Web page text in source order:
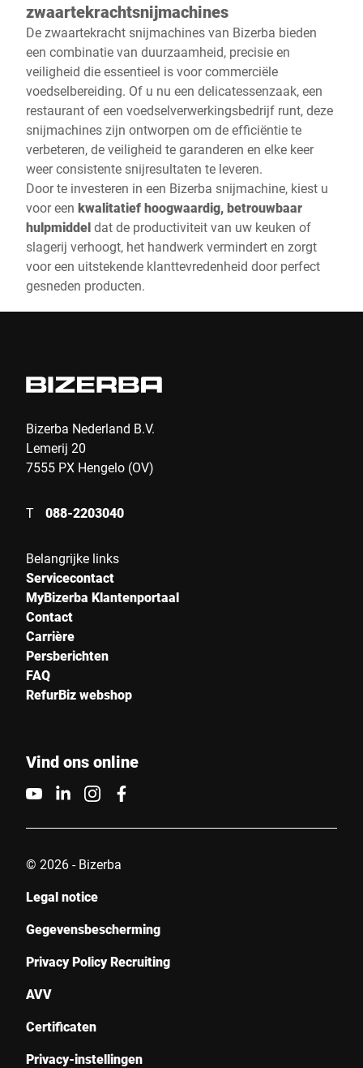
zwaartekrachtsnijmachines
De zwaartekracht snijmachines van Bizerba bieden
een combinatie van duurzaamheid, precisie en
veiligheid die essentieel is voor commerciële
voedselbereiding. Of u nu een delicatessenzaak, een
restaurant of een voedselverwerkingsbedrijf runt, deze
snijmachines zijn ontworpen om de efficiëntie te
verbeteren, de veiligheid te garanderen en elke keer
weer consistente snijresultaten te leveren.
Door te investeren in een Bizerba snijmachine, kiest u
voor een kwalitatief hoogwaardig, betrouwbaar
hulpmiddeldat de productiviteit van uw keuken of
slagerij verhoogt, het handwerk vermindert en zorgt
voor een uitstekende klanttevredenheid door perfect
gesneden producten.
Bizerba Nederland B.V.
Lemerij 20
7555 PX Hengelo (OV)
T 088-2203040
Belangrijke links
Servicecontact
MyBizerba Klantenportaal
Contact
Carrière
Persberichten
FAQ
RefurBiz webshop
Vind ons online
© 2026 - Bizerba
Legal notice
Gegevensbescherming
Privacy Policy Recruiting
AVV
Certificaten
Privacy-instellingen